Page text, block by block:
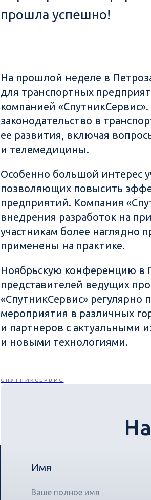
прошла успешно!
На прошлой неделе в
для транспортных
компанией
законодательство в
ее развития, включая
и телемедицины.
Особенно большой интерес
позволяющих повысить
предприятий. Компания
внедрения разработок на
участникам более наглядно
применены на практике.
Ноябрьскую конференцию в
представителей ведущих
«СпутникСервис» регулярно
мероприятия в различных
и партнеров с актуальными
и новыми технологиями.
СПУТНИКСЕРВИС
Имя